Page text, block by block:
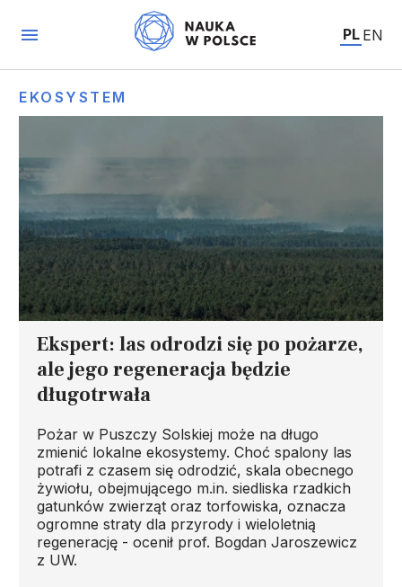
PL EN
EKOSYSTEM
Ekspert: las odrodzi się po pożarze,
ale jego regeneracja będzie
długotrwała
Pożar w Puszczy Solskiej może na długo
zmienić lokalne ekosystemy. Choć spalony las
potrafi z czasem się odrodzić, skala obecnego
żywiołu, obejmującego m.in. siedliska rzadkich
gatunków zwierząt oraz torfowiska, oznacza
ogromne straty dla przyrody i wieloletnią
regenerację - ocenił prof. Bogdan Jaroszewicz
z UW.